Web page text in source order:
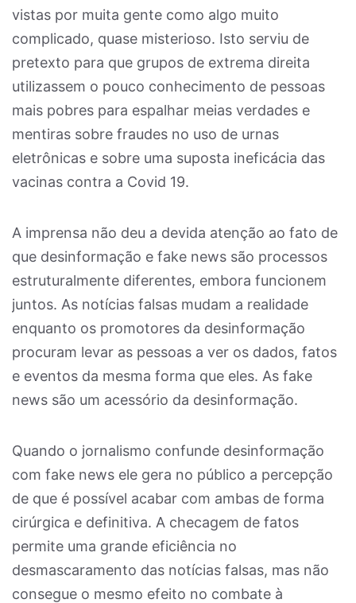
vistas por muita gente como algo muito
complicado, quase misterioso. Isto serviu de
pretexto para que grupos de extrema direita
utilizassem o pouco conhecimento de pessoas
mais pobres para espalhar meias verdades e
mentiras sobre fraudes no uso de urnas
eletrônicas e sobre uma suposta ineficácia das
vacinas contra a Covid 19.
A imprensa não deu a devida atenção ao fato de
que desinformação e fake news são processos
estruturalmente diferentes, embora funcionem
juntos. As notícias falsas mudam a realidade
enquanto os promotores da desinformação
procuram levar as pessoas a ver os dados, fatos
e eventos da mesma forma que eles. As fake
news são um acessório da desinformação.
Quando o jornalismo confunde desinformação
com fake news ele gera no público a percepção
de que é possível acabar com ambas de forma
cirúrgica e definitiva. A checagem de fatos
permite uma grande eficiência no
desmascaramento das notícias falsas, mas não
consegue o mesmo efeito no combate à